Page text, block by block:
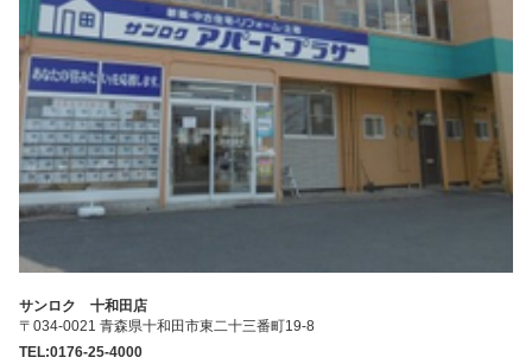
サンロク 十和田店
〒034-0021 青森県十和田市東二十三番町19-8
TEL:0176-25-4000